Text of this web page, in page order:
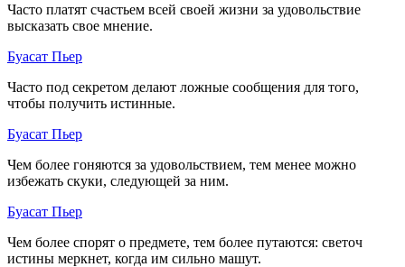
Часто платят счастьем всей своей жизни за удовольствие
высказать свое мнение.
Буасат Пьер
Часто под секретом делают ложные сообщения для того,
чтобы получить истинные.
Буасат Пьер
Чем более гоняются за удовольствием, тем менее можно
избежать скуки, следующей за ним.
Буасат Пьер
Чем более спорят о предмете, тем более путаются: светоч
истины меркнет, когда им сильно машут.